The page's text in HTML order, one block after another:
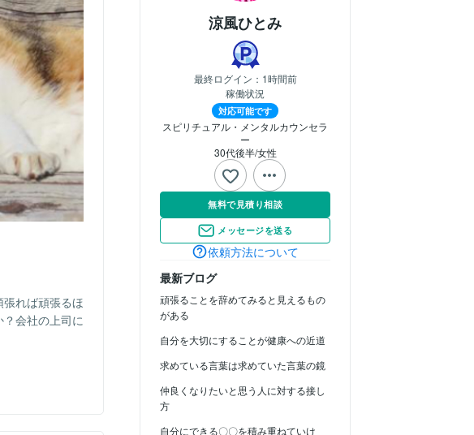
涼風ひとみ
最終ログイン： 1時間前
稼働状況
対応可能です
スピリチュアル・メンタルカウンセラ
ー
30代後半女性
無料で見積り相談
メッセージを送る
依頼方法について
最新ブログ
頑張ることを辞めてみると見えるもの
がある
自分を大切にすることが健康への近道
求めている言葉は求めていた言葉の鏡
仲良くなりたいと思う人に対する接し
方
自分にできる〇〇を積み重ねていけ
れば頑張るほ
会社の上司に